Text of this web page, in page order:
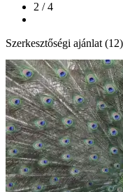
2 / 4
Szerkesztőségi ajánlat (12)